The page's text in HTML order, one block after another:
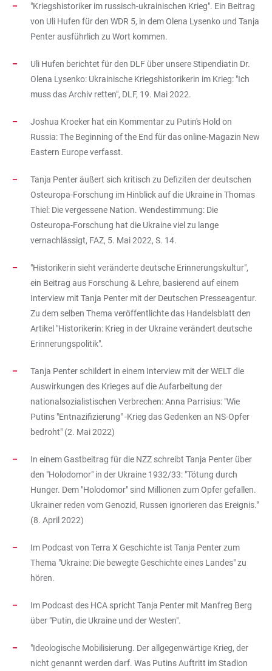
"Kriegshistoriker im russisch-ukrainischen Krieg". Ein Beitrag
von Uli Hufen für den WDR 5, in dem Olena Lysenko und Tanja
Penter ausführlich zu Wort kommen.
Uli Hufen berichtet für den DLF über unsere Stipendiatin Dr.
Olena Lysenko: Ukrainische Kriegshistorikerin im Krieg: "Ich
muss das Archiv retten", DLF, 19. Mai 2022.
Joshua Kroeker hat ein Kommentar zu Putin's Hold on
Russia: The Beginning of the End für das online-Magazin New
Eastern Europe verfasst.
Tanja Penter äußert sich kritisch zu Defiziten der deutschen
Osteuropa-Forschung im Hinblick auf die Ukraine in Thomas
Thiel: Die vergessene Nation. Wendestimmung: Die
Osteuropa-Forschung hat die Ukraine viel zu lange
vernachlässigt, FAZ, 5. Mai 2022, S. 14.
"Historikerin sieht veränderte deutsche Erinnerungskultur",
ein Beitrag aus Forschung & Lehre, basierend auf einem
Interview mit Tanja Penter mit der Deutschen Presseagentur.
Zu dem selben Thema veröffentlichte das Handelsblatt den
Artikel "Historikerin: Krieg in der Ukraine verändert deutsche
Erinnerungspolitik".
Tanja Penter schildert in einem Interview mit der WELT die
Auswirkungen des Krieges auf die Aufarbeitung der
nationalsozialistischen Verbrechen: Anna Parrisius: "Wie
Putins "Entnazifizierung" -Krieg das Gedenken an NS-Opfer
bedroht" (2. Mai 2022)
In einem Gastbeitrag für die NZZ schreibt Tanja Penter über
den "Holodomor" in der Ukraine 1932/33: "Tötung durch
Hunger. Dem "Holodomor" sind Millionen zum Opfer gefallen.
Ukrainer reden vom Genozid, Russen ignorieren das Ereignis."
(8. April 2022)
Im Podcast von Terra X Geschichte ist Tanja Penter zum
Thema "Ukraine: Die bewegte Geschichte eines Landes" zu
hören.
Im Podcast des HCA spricht Tanja Penter mit Manfreg Berg
über "Putin, die Ukraine und der Westen".
"Ideologische Mobilisierung. Der allgegenwärtige Krieg, der
nicht genannt werden darf. Was Putins Auftritt im Stadion